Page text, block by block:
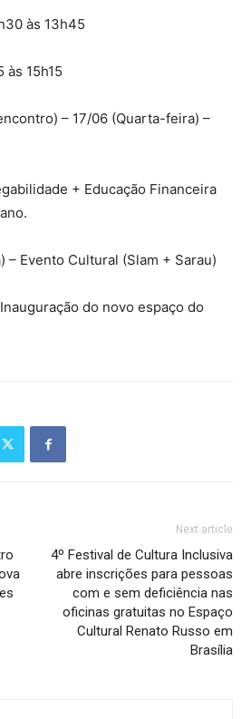
às 13h45
às 15h15
– 17/06 (Quarta-feira) –
+ Educação Financeira
– Evento Cultural (Slam + Sarau)
do novo espaço do
Next article
4º Festival de Cultura Inclusiva
abre inscrições para pessoas
com e sem deficiência nas
oficinas gratuitas no Espaço
Cultural Renato Russo em
Brasília